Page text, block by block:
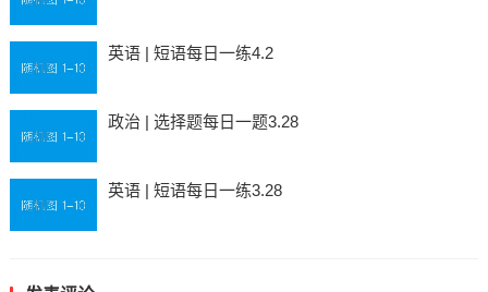
英语 | 短语每日一练4.2
政治 | 选择题每日一题3.28
英语 | 短语每日一练3.28